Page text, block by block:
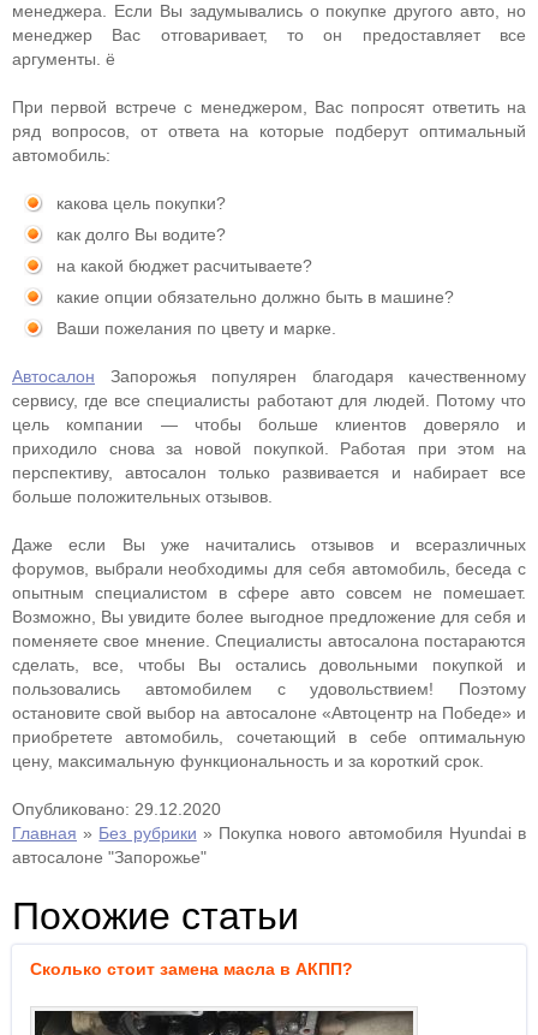
менеджера. Если Вы задумывались о покупке другого авто, но
менеджер Вас отговаривает, то он предоставляет все
аргументы. ё
При первой встрече с менеджером, Вас попросят ответить на
ряд вопросов, от ответа на которые подберут оптимальный
автомобиль:
какова цель покупки?
как долго Вы водите?
на какой бюджет расчитываете?
какие опции обязательно должно быть в машине?
Ваши пожелания по цвету и марке.
Автосалон Запорожья популярен благодаря качественному
сервису, где все специалисты работают для людей. Потому что
цель компании — чтобы больше клиентов доверяло и
приходило снова за новой покупкой. Работая при этом на
перспективу, автосалон только развивается и набирает все
больше положительных отзывов.
Даже если Вы уже начитались отзывов и всеразличных
форумов, выбрали необходимы для себя автомобиль, беседа с
опытным специалистом в сфере авто совсем не помешает.
Возможно, Вы увидите более выгодное предложение для себя и
поменяете свое мнение. Специалисты автосалона постараются
сделать, все, чтобы Вы остались довольными покупкой и
пользовались автомобилем с удовольствием! Поэтому
остановите свой выбор на автосалоне «Автоцентр на Победе» и
приобретете автомобиль, сочетающий в себе оптимальную
цену, максимальную функциональность и за короткий срок.
Опубликовано: 29.12.2020
Главная » Без рубрики » Покупка нового автомобиля Hyundai в
автосалоне "Запорожье"
Похожие статьи
Сколько стоит замена масла в АКПП?